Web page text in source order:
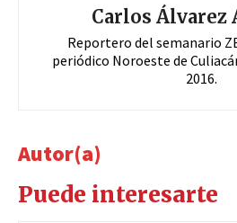
Carlos Álvarez
Reportero del semanario
periódico Noroeste de
2016.
Autor(a)
Puede interesarte